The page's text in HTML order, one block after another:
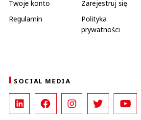
Twoje konto
Zarejestruj się
Regulamin
Polityka
prywatności
SOCIAL MEDIA